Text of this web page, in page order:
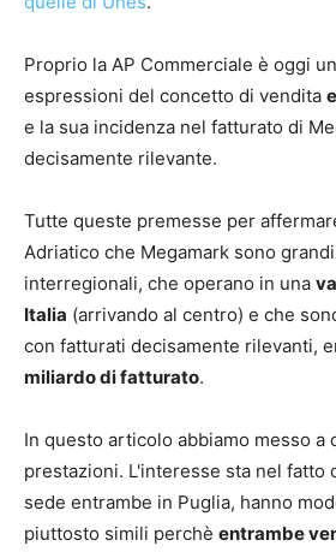
Proprio la AP Commerciale è oggi
espressioni del concetto di vendita
e la sua incidenza nel fatturato di
decisamente rilevante.
Tutte queste premesse per
Adriatico che Megamark sono
interregionali, che operano in una
Italia (arrivando al centro) e che
con fatturati decisamente rilevanti,
miliardo di fatturato.
In questo articolo abbiamo messo a
prestazioni. L'interesse sta nel fatto
sede entrambe in Puglia, hanno
piuttosto simili perchè entrambe